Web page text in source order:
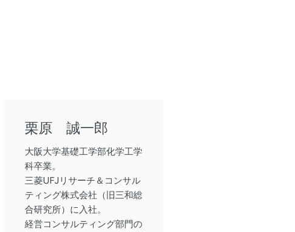
栗原 誠一郎
大阪大学基礎工学部化学工学
科卒業。
三菱UFJリサーチ＆コンサル
ティング株式会社（旧三和総
合研究所）に入社。
経営コンサルティング部門の